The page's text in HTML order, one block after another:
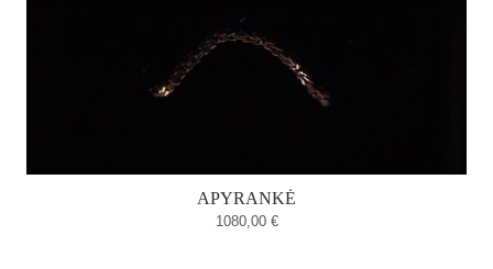
APYRANKĖ
1080,00 €